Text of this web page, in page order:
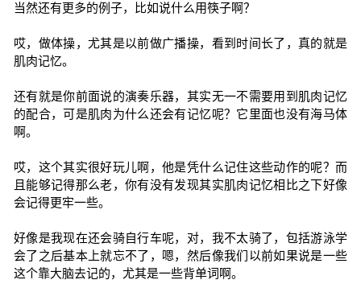
当然还有更多的例子，比如说什么用筷子啊？
哎，做体操，尤其是以前做广播操，看到时间长了，真的就是
肌肉记忆。
还有就是你前面说的演奏乐器，其实无一不需要用到肌肉记忆
的配合，可是肌肉为什么还会有记忆呢？它里面也没有海马体
啊。
哎，这个其实很好玩儿啊，他是凭什么记住这些动作的呢？而
且能够记得那么老，你有没有发现其实肌肉记忆相比之下好像
会记得更牢一些。
好像是我现在还会骑自行车呢，对，我不太骑了，包括游泳学
会了之后基本上就忘不了，嗯，然后像我们以前如果说是一些
这个靠大脑去记的，尤其是一些背单词啊。